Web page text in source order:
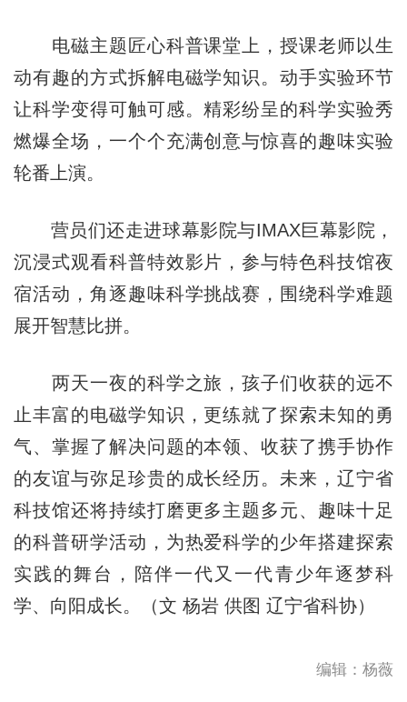
电磁主题匠心科普课堂上，授课老师以生
动有趣的方式拆解电磁学知识。动手实验环节
让科学变得可触可感。精彩纷呈的科学实验秀
燃爆全场，一个个充满创意与惊喜的趣味实验
轮番上演。
营员们还走进球幕影院与IMAX巨幕影院，
沉浸式观看科普特效影片，参与特色科技馆夜
宿活动，角逐趣味科学挑战赛，围绕科学难题
展开智慧比拼。
两天一夜的科学之旅，孩子们收获的远不
止丰富的电磁学知识，更练就了探索未知的勇
气、掌握了解决问题的本领、收获了携手协作
的友谊与弥足珍贵的成长经历。未来，辽宁省
科技馆还将持续打磨更多主题多元、趣味十足
的科普研学活动，为热爱科学的少年搭建探索
实践的舞台，陪伴一代又一代青少年逐梦科
学、向阳成长。（文 杨岩 供图 辽宁省科协）
编辑：杨薇